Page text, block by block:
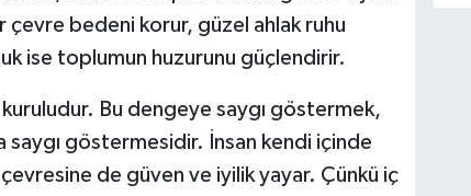
çevre bedeni korur, güzel ahlak ruhu
ise toplumun huzurunu güçlendirir.
Bu dengeye saygı göstermek,
saygı göstermesidir. İnsan kendi içinde
de güven ve iyilik yayar. Çünkü iç